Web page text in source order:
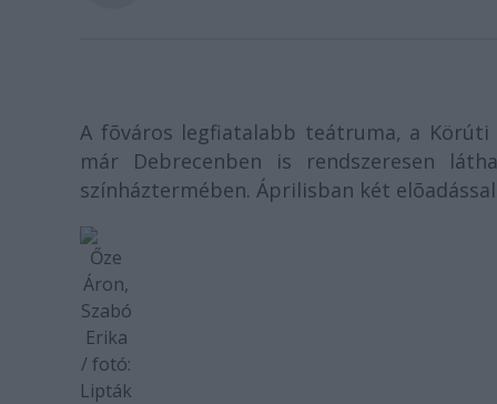
A fõváros legfiatalabb teátruma, a Körúti
már Debrecenben is rendszeresen
színháztermében. Áprilisban két
Őze
Áron,
Szabó
Erika
/ fotó:
Lipták